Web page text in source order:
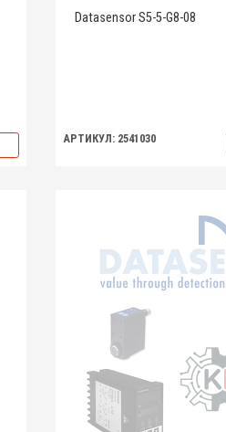
Datasensor S5-5-G8-08
АРТИКУЛ: 2541030